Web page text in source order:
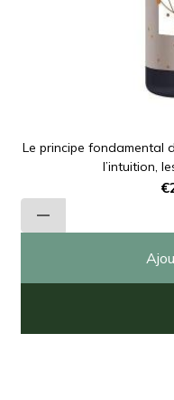
Le principe fondamental
l’intuition,